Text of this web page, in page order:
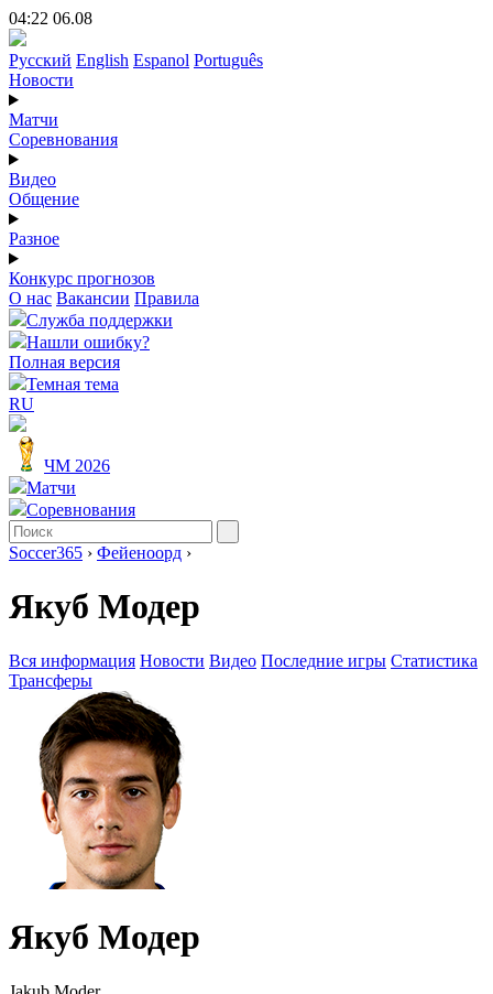
04:22 06.08
Русский English Espanol Português
Новости
Матчи
Соревнования
Видео
Общение
Разное
Конкурс прогнозов
О нас Вакансии Правила
Служба поддержки
Нашли ошибку?
Полная версия
Темная тема
RU
ЧМ 2026
Матчи
Соревнования
Soccer365 › Фейеноорд ›
Якуб Модер
Вся информация Новости Видео Последние игры Статистика
Трансферы
Якуб Модер